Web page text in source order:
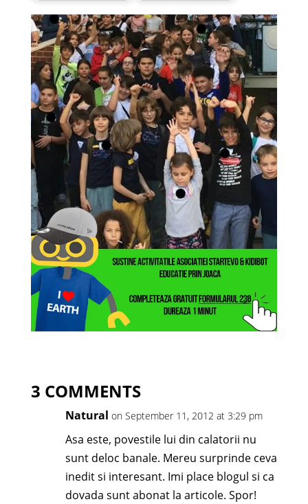
3 COMMENTS
Natural on September 11, 2012 at 3:29 pm
Asa este, povestile lui din calatorii nu
sunt deloc banale. Mereu surprinde ceva
inedit si interesant. Imi place blogul si ca
dovada sunt abonat la articole. Spor!